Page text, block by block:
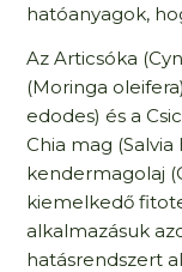
hatóanyagok,
Az Articsóka
(Moringa
edodes) és a
Chia mag
kendermagolaj
kiemelkedő
alkalmazásuk
hatásrendszert